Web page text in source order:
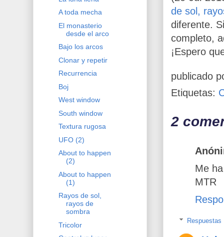
de sol,
diferente.
completo,
¡Espero
publicado
Etiquetas:
2
Me
MTR
Respuestas
A toda mecha
El monasterio
desde el arco
Bajo los arcos
Clonar y repetir
Recurrencia
Boj
West window
South window
Textura rugosa
UFO (2)
About to happen
(2)
About to happen
(1)
Rayos de sol,
rayos de
sombra
Tricolor